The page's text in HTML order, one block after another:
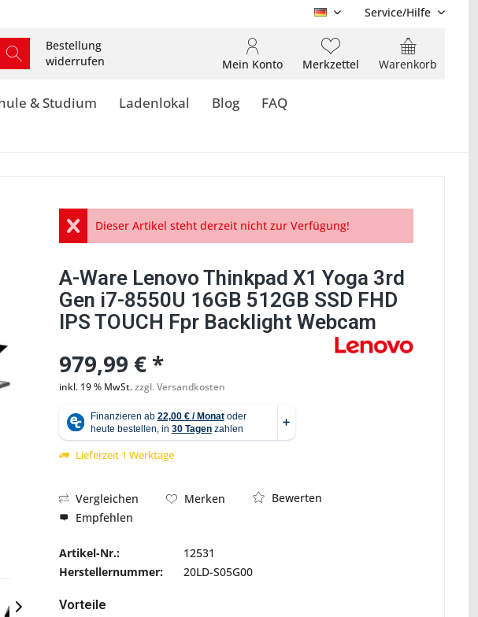
DE Service/Hilfe
Bestellung
widerrufen
Warenkorb
Merkzettel
Mein Konto
& Studium Ladenlokal Blog FAQ
Abbildung ähnlich
Dieser Artikel steht derzeit nicht zur Verfügung!
A-Ware Lenovo Thinkpad X1 Yoga 3rd
Gen i7-8550U 16GB 512GB SSD FHD
IPS TOUCH Fpr Backlight Webcam
979,99 € *
inkl. 19 % MwSt.zzgl. Versandkosten
Lieferzeit 1 Werktage
Vergleichen Merken
Bewerten
Empfehlen
Artikel-Nr.:
12531
Herstellernummer:
20LD-S05G00
Vorteile